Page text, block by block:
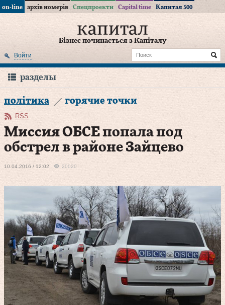
on-line архів номерів Спецпроекти Capital time Капитал 500
Бізнес починається з Капіталу
Войти
разделы
політика горячие точки
RSS
Миссия ОБСЕ попала под
обстрел в районе Зайцево
10.04.2016 / 12:02 20020